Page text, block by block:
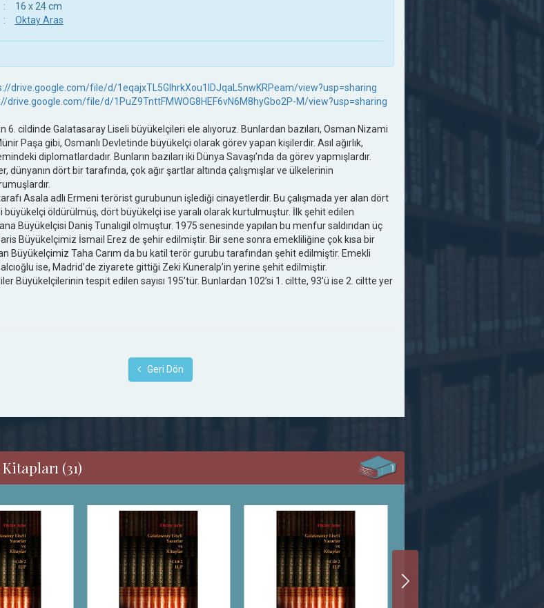
:
16 x 24 cm
: Oktay Aras
drive.google.com/file/d/1eqajxTL5GIhrkXou1IDJqaL5nwKRPeam/view?usp=sharing
drive.google.com/file/d/1PuZ9TnttFMWOG8HEF6vN6M8hyGbo2P-M/view?usp=sharing
6. cildinde Galatasaray Liseli büyükelçileri ele alıyoruz. Bunlardan bazıları, Osman Nizami
Paşa gibi, Osmanlı Devletinde büyükelçi olarak görev yapan kişilerdir. Asıl ağırlık,
diplomatlardadır. Bunların bazıları iki Dünya Savaşı’nda da görev yapmışlardır.
dünyanın dört bir tarafında, çok ağır şartlar altında çalışmışlar ve ülkelerinin
Asala adlı Ermeni terörist gurubunun işlediği cinayetlerdir. Bu çalışmada yer alan dört
büyükelçi öldürülmüş, dört büyükelçi ise yaralı olarak kurtulmuştur. İlk şehit edilen
Büyükelçisi Daniş Tunalıgil olmuştur. 1975 senesinde yapılan bu menfur saldırıdan üç
Büyükelçimiz İsmail Erez de şehir edilmiştir. Bir sene sonra emekliliğine çok kısa bir
Büyükelçimiz Taha Carım da bu katil terör gurubu tarafından şehit edilmiştir. Emekli
ise, Madrid’de ziyarete gittiği Zeki Kuneralp’in yerine şehit edilmiştir.
Büyükelçilerinin tespit edilen sayısı 195’tür. Bunlardan 102’si 1. ciltte, 93’ü ise 2. ciltte yer
Geri Dön
(31)